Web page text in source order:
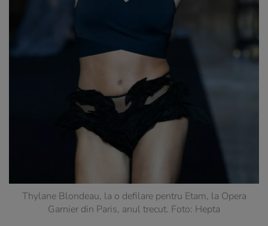
Thylane Blondeau, la o defilare pentru Etam, la Opera
Garnier din Paris, anul trecut. Foto: Hepta